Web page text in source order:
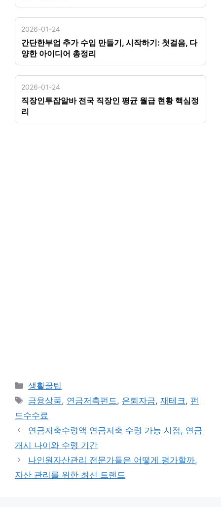
2026-01-24
간단한부업 추가 수입 만들기, 시작하기: 첫걸음, 다
양한 아이디어 총정리
2026-01-24
직장인투잡알바 전국 직장인 평균 월급 현황 핵심정
리
카
테
리
생활꿀팁
태
그
금융상품, 연금저축펀드, 은퇴자금,재테크, 펀
드수수료
연금저축수령액 연금저축 수령 가능 시점, 연금
개시 나이와 수령 기간
나인원자산관리 전문가들은 어떻게 평가할까,
자산 관리를 위한 최신 트렌드